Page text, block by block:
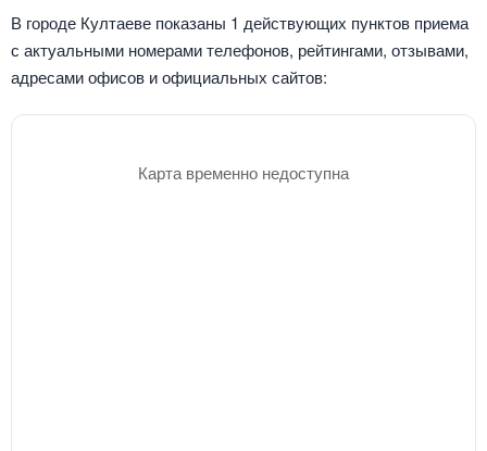
В городе Култаеве показаны 1 действующих пунктов приема
с актуальными номерами телефонов, рейтингами, отзывами,
адресами офисов и официальных сайтов:
Карта временно недоступна